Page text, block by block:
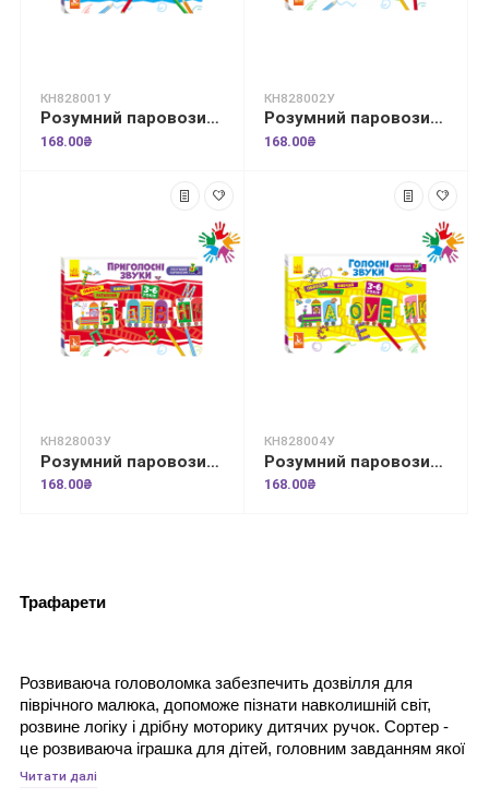
КН828001У
Розумний паровозик. Цифри
168.00₴
КН828002У
Розумний паровозик. 2+ Форми
168.00₴
КН828003У
Розумний паровозик. 2+ Приголосні звуки
168.00₴
КН828004У
Розумний паровозик. 2+ Голосні звуки
168.00₴
Трафарети
Розвиваюча головоломка забезпечить дозвілля для
піврічного малюка, допоможе пізнати навколишній світ,
розвине логіку і дрібну моторику дитячих ручок. Сортер -
це розвиваюча іграшка для дітей, головним завданням якої
є сортування предметів за різними ознаками. Це перша
Читати далі